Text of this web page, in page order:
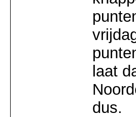
laat
dus.